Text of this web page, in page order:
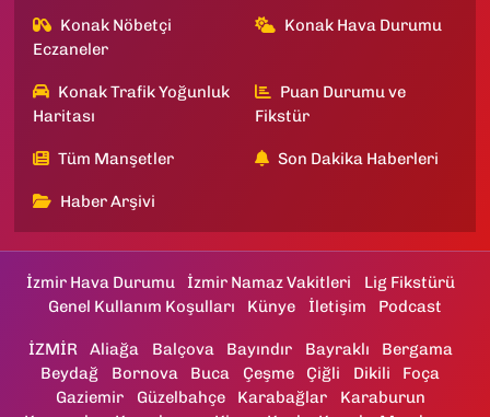
Konak Nöbetçi
Eczaneler
Konak Hava Durumu
Konak Trafik Yoğunluk
Haritası
Puan Durumu ve
Fikstür
Tüm Manşetler Son Dakika Haberleri
Haber Arşivi
İzmir Hava Durumu İzmir Namaz Vakitleri
Lig Fikstürü
Genel Kullanım Koşulları
Künye İletişim Podcast
İZMİR Aliağa Balçova Bayındır Bayraklı
Bergama
Beydağ
Bornova Buca Çeşme Çiğli Dikili
Foça
Gaziemir
Güzelbahçe Karabağlar
Karaburun